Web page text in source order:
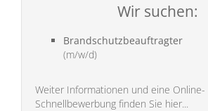
Wir suchen:
Brandschutzbeauftragter
(m/w/d)
Weiter Informationen und eine Online-
Schnellbewerbung finden Sie hier...